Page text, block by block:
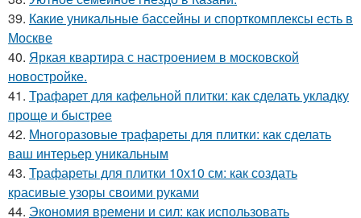
39. Какие уникальные бассейны и спорткомплексы есть в
Москве
40. Яркая квартира с настроением в московской
новостройке.
41. Трафарет для кафельной плитки: как сделать укладку
проще и быстрее
42. Многоразовые трафареты для плитки: как сделать
ваш интерьер уникальным
43. Трафареты для плитки 10х10 см: как создать
красивые узоры своими руками
44. Экономия времени и сил: как использовать